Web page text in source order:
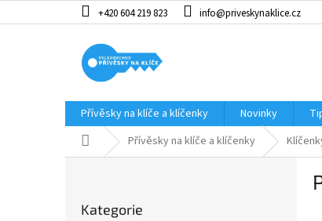
na
+420 604 219 823 info@priveskynaklice.cz
Přívěsky na klíče a klíčenky Novinky
Domů Přívěsky na klíče a klíčenky
kategorie
Kategorie